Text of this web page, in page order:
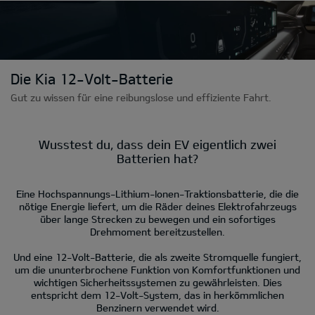
Die Kia 12-Volt-Batterie
Gut zu wissen für eine reibungslose und effiziente Fahrt.
Wusstest du, dass dein EV eigentlich zwei
Batterien hat?
Eine Hochspannungs-Lithium-Ionen-Traktionsbatterie, die die
nötige Energie liefert, um die Räder deines Elektrofahrzeugs
über lange Strecken zu bewegen und ein sofortiges
Drehmoment bereitzustellen.
Und eine 12-Volt-Batterie, die als zweite Stromquelle fungiert,
um die ununterbrochene Funktion von Komfortfunktionen und
wichtigen Sicherheitssystemen zu gewährleisten. Dies
entspricht dem 12-Volt-System, das in herkömmlichen
Benzinern verwendet wird.